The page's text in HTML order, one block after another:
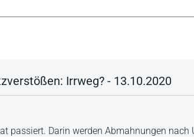
Irrweg? - 13.10.2020
passiert. Darin werden Abmahnungen nach